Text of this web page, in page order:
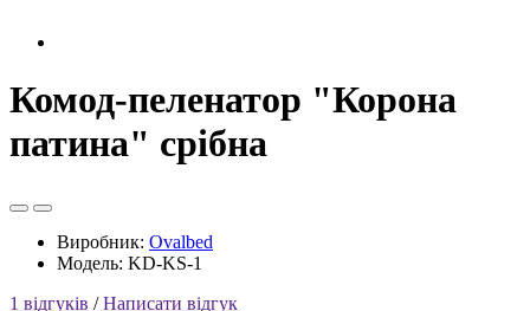
Комод-пеленатор "Корона
патина" срібна
Виробник: Ovalbed
Модель: KD-KS-1
1 відгуків /Написати відгук